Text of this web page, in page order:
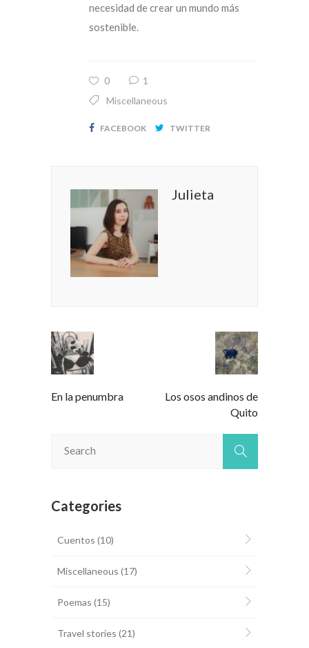
necesidad de crear un mundo más
sostenible.
0
1
Miscellaneous
FACEBOOK TWITTER
Julieta
En la penumbra
Los osos andinos de
Quito
Categories
Cuentos (10)
Miscellaneous (17)
Poemas (15)
Travel stories (21)